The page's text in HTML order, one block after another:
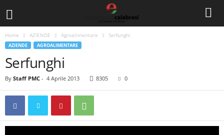
Home AZIENDE Agroalimentare Serfunghi
AZIENDE AGROALIMENTARE
Serfunghi
By Staff PMC - 4 Aprile 2013 8305 0